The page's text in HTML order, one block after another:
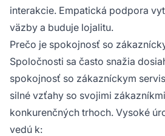
interakcie. Empatická podpora
väzby a buduje lojalitu.
Prečo je spokojnosť so
Spoločnosti sa často snažia
spokojnosť so zákazníckym
silné vzťahy so svojimi
konkurenčných trhoch. Vysoké
vedú k: